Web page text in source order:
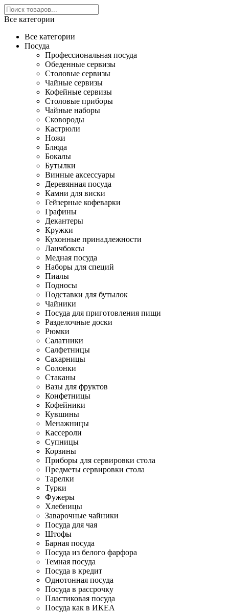
Все категории
Все категории
Посуда
Профессиональная посуда
Обеденные сервизы
Столовые сервизы
Чайные сервизы
Кофейные сервизы
Столовые приборы
Чайные наборы
Сковороды
Кастрюли
Ножи
Блюда
Бокалы
Бутылки
Винные аксессуары
Деревянная посуда
Камни для виски
Гейзерные кофеварки
Графины
Декантеры
Кружки
Кухонные принадлежности
Ланчбоксы
Медная посуда
Наборы для специй
Пиалы
Подносы
Подставки для бутылок
Чайники
Посуда для приготовления пищи
Разделочные доски
Рюмки
Салатники
Салфетницы
Сахарницы
Солонки
Стаканы
Вазы для фруктов
Конфетницы
Кофейники
Кувшины
Менажницы
Кассероли
Супницы
Корзины
Приборы для сервировки стола
Предметы сервировки стола
Тарелки
Турки
Фужеры
Хлебницы
Заварочные чайники
Посуда для чая
Штофы
Барная посуда
Посуда из белого фарфора
Темная посуда
Посуда в кредит
Однотонная посуда
Посуда в рассрочку
Пластиковая посуда
Посуда как в ИКЕА